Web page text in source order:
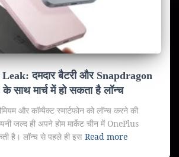
दमदार बैटरी और Snapdragon
साथ मार्च में हो सकता है लॉन्च
और कॉम्पैक्ट स्मार्टफोन को लॉन्च करने की
जल्द ही अपने होम मार्केट चीन में OnePlus
है। लॉन्च से पहले ही इस Read more